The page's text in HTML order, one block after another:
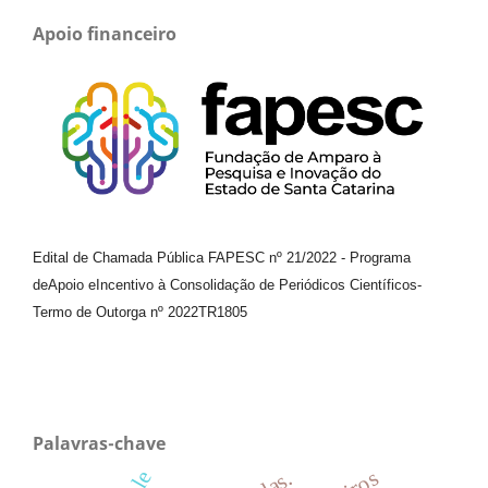
Apoio financeiro
Edital de Chamada Pública FAPESC nº 21/2022 - Programa
deApoio e Incentivo à Consolidação de Periódicos Científicos-
Termo de Outorga nº 2022TR1805
Palavras-chave